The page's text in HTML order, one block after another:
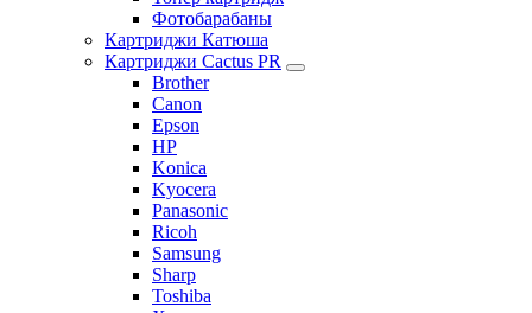
Фотобарабаны
Картриджи Катюша
Картриджи Cactus PR
Brother
Canon
Epson
HP
Konica
Kyocera
Panasonic
Ricoh
Samsung
Sharp
Toshiba